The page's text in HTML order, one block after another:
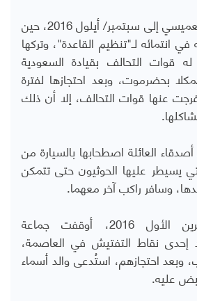
وتعود قصة أسماء العميسي إلى سبتمبر/ أيلول 2016، حين
انتمائه لـ"تنظيم القاعدة"، وتركها
قوات التحالف بقيادة السعودية
بحضرموت، وبعد احتجازها لفترة
عنها قوات التحالف، إلا أن ذلك
العائلة اصطحابها بالسيارة من
يسيطر عليها الحوثيون حتى تتمكن
وسافر راكب آخر معهما.
وفي 7 أكتوبر/تشرين الأول 2016، أوقفت جماعة
إحدى نقاط التفتيش في العاصمة،
وبعد احتجازهم، استُدعى والد أسماء
عليه.